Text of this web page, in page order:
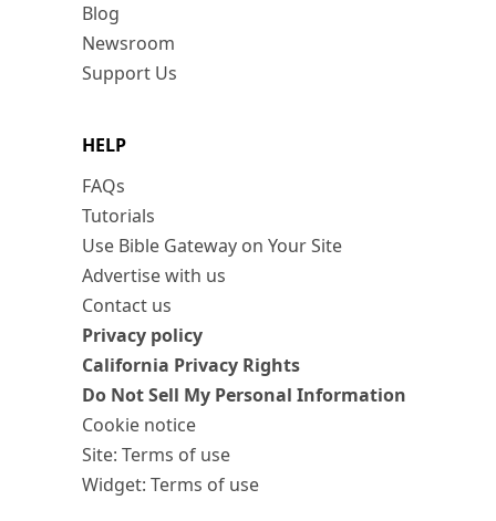
Blog
Newsroom
Support Us
HELP
FAQs
Tutorials
Use Bible Gateway on Your Site
Advertise with us
Contact us
Privacy policy
California Privacy Rights
Do Not Sell My Personal Information
Cookie notice
Site: Terms of use
Widget: Terms of use